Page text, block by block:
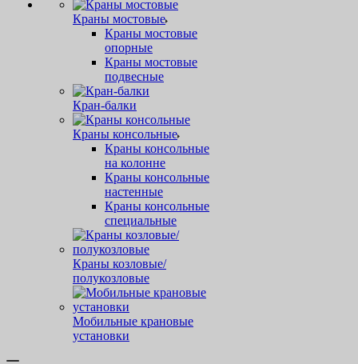
Краны мостовые
Краны мостовые
опорные
Краны мостовые
подвесные
Кран-балки
Краны консольные
Краны консольные
на колонне
Краны консольные
настенные
Краны консольные
специальные
Краны козловые/
полукозловые
Мобильные крановые
установки